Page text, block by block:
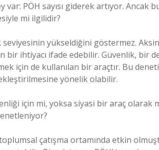
PÖH sayısı giderek artıyor. Ancak
mi ilgilidir?
seviyesinin yükseldiğini göstermez.
bir ihtiyacı ifade edebilir. Güvenlik, bir
için de kullanılan bir araçtır. Bu
yönelik olabilir.
için mi, yoksa siyasi bir araç olarak
çatışma ortamında etkin